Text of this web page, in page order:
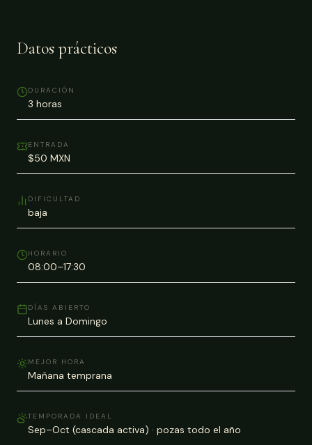
Datos prácticos
DURACIÓN
3 horas
ENTRADA
$50 MXN
DIFICULTAD
baja
HORARIO
08:00–17:30
DÍAS ABIERTO
Lunes a Domingo
MEJOR HORA
Mañana temprana
TEMPORADA IDEAL
Sep–Oct (cascada activa) · pozas todo el año